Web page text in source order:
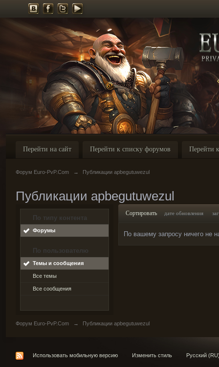
Перейти на сайт Перейти к списку форумов Перейти
Форум Euro-PvP.Com → Публикации apbegutuwezul
Публикации apbegutuwezul
По типу контента
Форумы
По пользователю
Темы и сообщения
Все темы
Все сообщения
Сортировать дате обновления
По вашему запросу ничего не
Форум Euro-PvP.Com → Публикации apbegutuwezul
Использовать мобильную версию Изменить стиль Русский